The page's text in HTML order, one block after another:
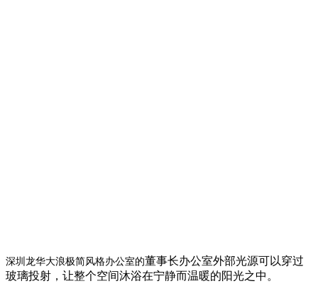
深圳龙华大浪极简风格办公室的董事长办公室外部光源可以穿过
玻璃投射，让整个空间沐浴在宁静而温暖的阳光之中。